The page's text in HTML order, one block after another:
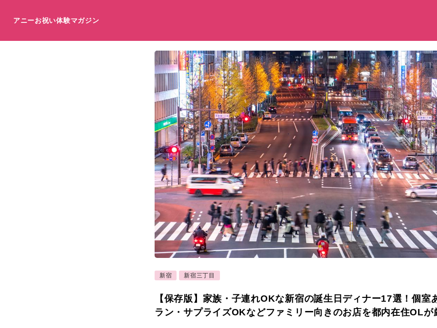
アニーお祝い体験マガジン
新宿 新宿三丁目
【保存版】家族・子連れOKな新宿の誕生日ディナー17選！個室
ラン・サプライズOKなどファミリー向きのお店を都内在住OLが